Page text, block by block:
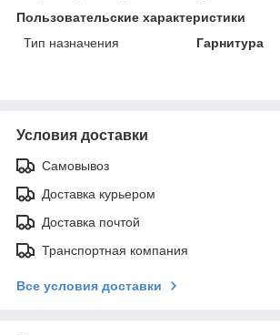
Пользовательские характеристики
Тип назначения
Гарнитура
Условия доставки
Самовывоз
Доставка курьером
Доставка почтой
Транспортная компания
Все условия доставки